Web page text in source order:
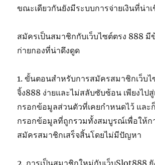
ขณะเดียวกันยังมีระบบการจ่ายเงินที่น่า
สมัครเป็นสมาชิกกับเว็บไซต์ตรง 888 มี
ก่ายกองที่น่าดึงดูด
1. ขั้นตอนสำหรับการสมัครสมาชิกเว็บไ
จิ้ง888 ง่ายและไม่สลับซับซ้อน เพียงไปสู่
กรอกข้อมูลส่วนตัวที่เคยกำหนดไว้ และ
กรอกข้อมูลที่ถูกรวมทั้งสมบูรณ์เพื่อให้ก
สมัครสมาชิกเสร็จสิ้นโดยไม่มีปัญหา